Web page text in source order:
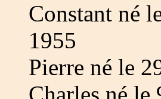
Constant né
1955
Pierre né le